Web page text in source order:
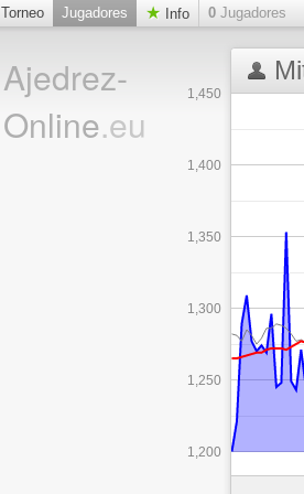
Torneo Jugadores Info 0 Jugadores
Ajedrez-
Online.eu
1,200
1,250
1,300
1,350
1,400
1,450